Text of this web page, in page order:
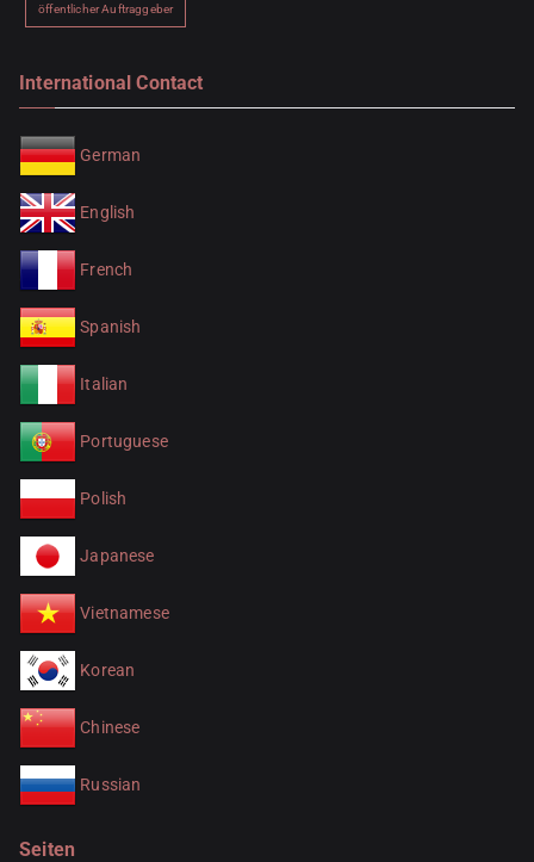
öffentlicher Auftraggeber
International Contact
German
English
French
Spanish
Italian
Portuguese
Polish
Japanese
Vietnamese
Korean
Chinese
Russian
Seiten